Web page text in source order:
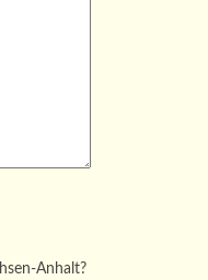
Anhalt?